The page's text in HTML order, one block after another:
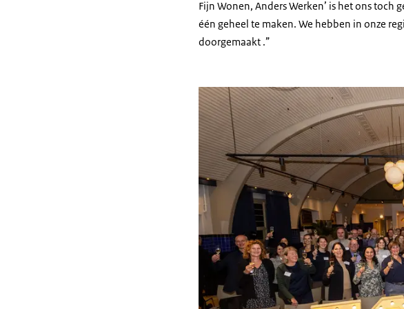
Fijn Wonen, Anders Werken’ is het ons toch
één geheel te maken. We hebben in onze
doorgemaakt .”